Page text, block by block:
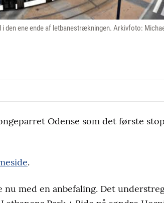
i den ene ende af letbanestrækningen. Arkivfoto:
Odense som det første
.
med en anbefaling. Det